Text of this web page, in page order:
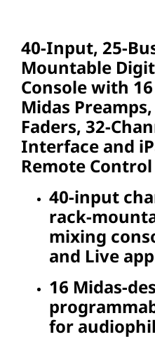
40-Input, 25-
Mountable
Console with
Midas
Faders, 32-
Interface and
Remote Control
40-input
rack-
mixing
and Live
16 Midas-
for